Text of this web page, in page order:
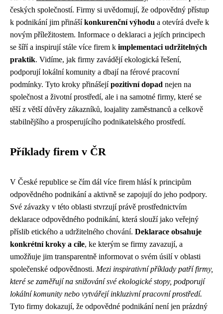
českých společností. Firmy si uvědomují, že odpovědný přístup
k podnikání jim přinášíkonkurenční výhodu a otevírá dveře k
novým příležitostem. Informace o deklaraci a jejích principech
se šíří a inspirují stále více firem k implementaci udržitelných
praktik. Vidíme, jak firmy zavádějí ekologická řešení,
podporují lokální komunity a dbají na férové pracovní
podmínky. Tyto kroky přinášejípozitivní dopad nejen na
společnost a životní prostředí, ale i na samotné firmy, které se
těší z větší důvěry zákazníků, loajality zaměstnanců a celkově
stabilnějšího a prosperujícího podnikatelského prostředí.
Příklady firem v ČR
V České republice se čím dál více firem hlásí k principům
odpovědného podnikání a aktivně se zapojují do jeho podpory.
Své závazky v této oblasti stvrzují právě prostřednictvím
deklarace odpovědného podnikání, která slouží jako veřejný
příslib etického a udržitelného chování. Deklarace obsahuje
konkrétní kroky a cíle, ke kterým se firmy zavazují, a
umožňuje jim transparentně informovat o svém úsilí v oblasti
společenské odpovědnosti. Mezi inspirativní příklady patří firmy,
které se zaměřují na snižování své ekologické stopy, podporují
lokální komunity nebo vytvářejí inkluzivní pracovní prostředí.
Tyto firmy dokazují, že odpovědné podnikání není jen prázdný